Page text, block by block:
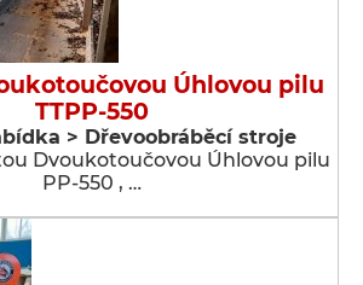
Úhlovou pilu
TTPP-550
> Dřevoobráběcí stroje
Dvoukotoučovou Úhlovou pilu
PP-550 , …